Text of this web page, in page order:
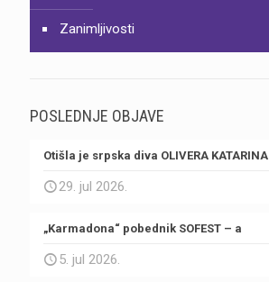
Zanimljivosti
POSLEDNJE OBJAVE
Otišla je srpska diva OLIVERA KATARINA
29. jul 2026.
„Karmadona“ pobednik SOFEST – a
5. jul 2026.